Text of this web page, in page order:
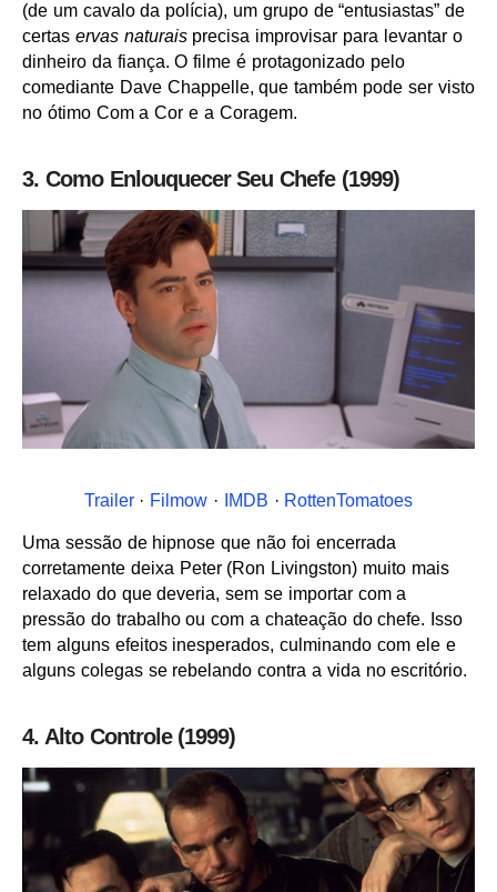
(de um cavalo da polícia), um grupo de “entusiastas” de
certas ervas naturaisprecisa improvisar para levantar o
dinheiro da fiança. O filme é protagonizado pelo
comediante Dave Chappelle, que também pode ser visto
no ótimo Com a Cor e a Coragem.
3. Como Enlouquecer Seu Chefe (1999)
Trailer· Filmow · IMDB · RottenTomatoes
Uma sessão de hipnose que não foi encerrada
corretamente deixa Peter (Ron Livingston) muito mais
relaxado do que deveria, sem se importar com a
pressão do trabalho ou com a chateação do chefe. Isso
tem alguns efeitos inesperados, culminando com ele e
alguns colegas se rebelando contra a vida no escritório.
4. Alto Controle (1999)